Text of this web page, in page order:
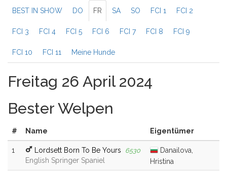
BEST IN SHOW DO FR SA SO FCI 1 FCI 2
FCI 3 FCI 4 FCI 5 FCI 6 FCI 7 FCI 8 FCI 9
FCI 10 FCI 11 Meine Hunde
Freitag 26 April 2024
Bester Welpen
# Name Eigentümer
1 Lordsett Born To Be Yours 6530
English Springer Spaniel
Danailova,
Hristina